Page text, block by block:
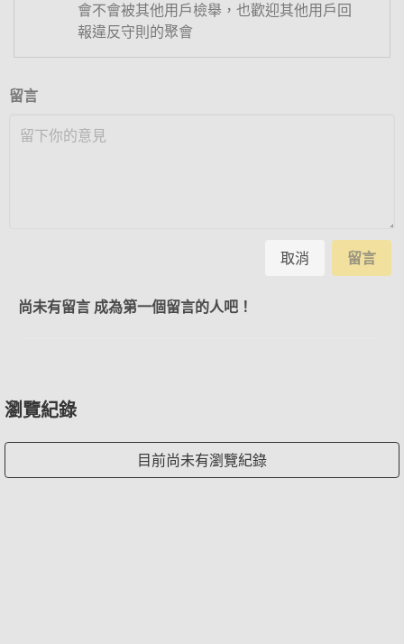
會不會被其他用戶檢舉，也歡迎其他用戶回
報違反守則的聚會
留言
取消 留言
尚未有留言 成為第一個留言的人吧！
瀏覽紀錄
目前尚未有瀏覽紀錄